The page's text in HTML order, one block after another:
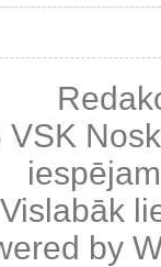
VSK
Vislabāk
by